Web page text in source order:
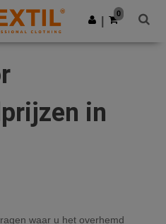
Download app
0
in
waar u het overhemd